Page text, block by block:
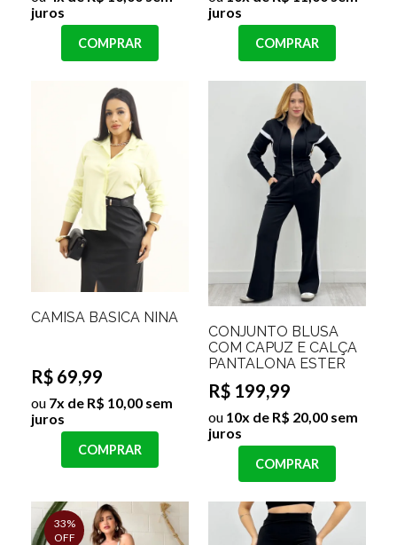
juros
COMPRAR
juros
COMPRAR
CAMISA BASICA NINA
R$ 69,99
ou 7x de R$ 10,00 sem
juros
COMPRAR
CONJUNTO BLUSA
COM CAPUZ E CALÇA
PANTALONA ESTER
R$ 199,99
ou 10x de R$ 20,00 sem
juros
COMPRAR
33%
OFF